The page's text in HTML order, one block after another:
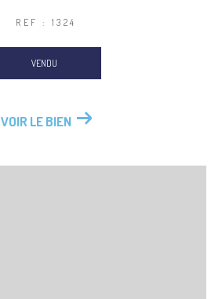
REF : 1324
VENDU
VOIR LE BIEN